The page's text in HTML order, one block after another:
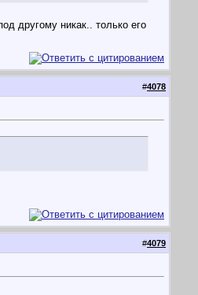
другому никак.. только его
#4078
#4079